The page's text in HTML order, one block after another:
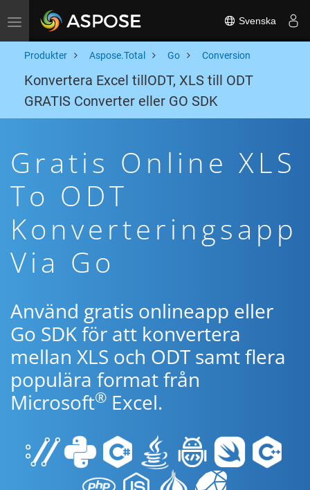
Toggle navigation Svenska
Produkter Aspose.Total Go Conversion
Konvertera Excel tillODT, XLS till ODT
GRATIS Converter eller GO SDK
Gratis Online XLS
To ODT
Konverteringsapp
Via Go
Använd gratis onlineapp eller
Go SDK för att konvertera
mellan XLS och ODT samt flera
populära format från
Microsoft® Excel.